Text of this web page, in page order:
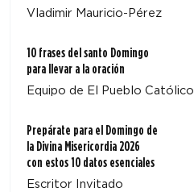
Vladimir Mauricio-Pérez
10 frases del santo Domingo
para llevar a la oración
Equipo de El Pueblo Católico
Prepárate para el Domingo de
la Divina Misericordia 2026
con estos 10 datos esenciales
Escritor Invitado